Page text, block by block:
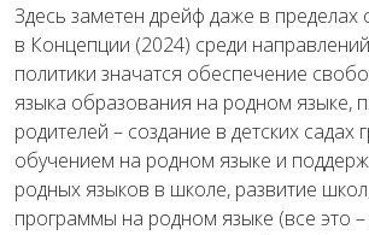
Здесь заметен дрейф даже в пределах
в Концепции (2024) среди
политики значатся обеспечение
языка образования на родном языке,
родителей – создание в детских садах
обучением на родном языке и
родных языков в школе, развитие
программы на родном языке (все это